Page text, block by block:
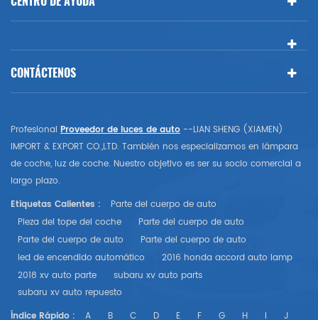
CONTÁCTENOS
Profesional Proveedor de luces de auto --LIAN SHENG (XIAMEN)
IMPORT & EXPORT CO.,LTD. También nos especializamos en lámpara
de coche, luz de coche. Nuestro objetivo es ser su socio comercial a
largo plazo.
Etiquetas Calientes :
Parte del cuerpo de auto
Pieza del tope del coche
Parte del cuerpo de auto
Parte del cuerpo de auto
Parte del cuerpo de auto
led de encendido automático
2016 honda accord auto lamp
2018 xv auto parte
subaru xv auto parts
subaru xv auto repuesto
Índice Rápido :
A B C D E F G H I J